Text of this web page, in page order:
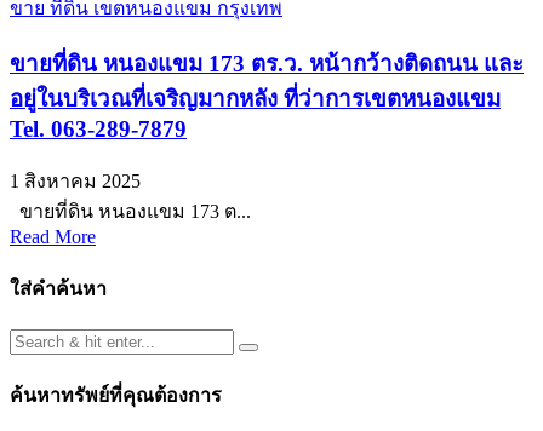
ขาย ที่ดิน เขตหนองแขม กรุงเทพ
ขายที่ดิน หนองแขม 173 ตร.ว. หน้ากว้างติดถนน และ
อยู่ในบริเวณที่เจริญมากหลัง ที่ว่าการเขตหนองแขม
Tel. 063-289-7879
1 สิงหาคม 2025
ขายที่ดิน หนองแขม 173 ต...
Read More
ใส่คำค้นหา
ค้นหาทรัพย์ที่คุณต้องการ